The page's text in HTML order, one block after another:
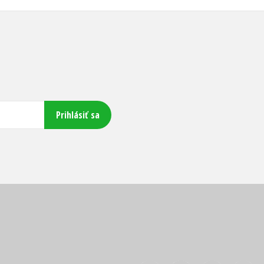
Prihlásiť sa